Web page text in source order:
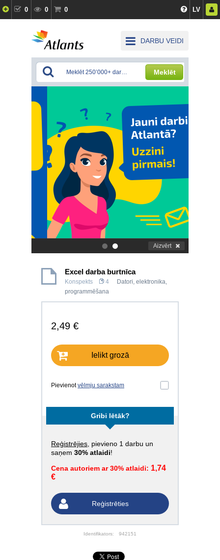
0 0 0 LV
DARBU VEIDI
Meklēt
. Aizvērt
Excel darba burtnīca
Konspekts 4
Datori, elektronika,
programmēšana
2,49 €
Ielikt grozā
Pievienotvēlmju sarakstam
Gribi lētāk?
Reģistrējies , pievieno 1 darbu un
saņem 30% atlaidi!
Cena autoriem ar 30% atlaidi: 1,74
€
Reģistrēties
Identifikators: 942151